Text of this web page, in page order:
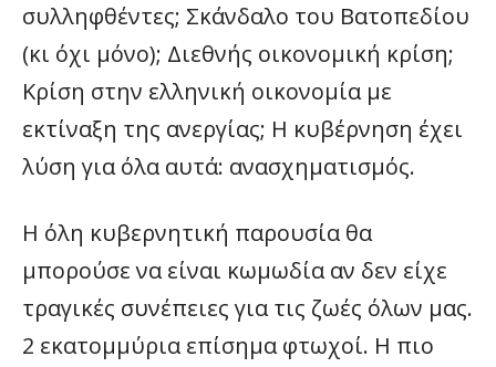
συλληφθέντες; Σκάνδαλο του Βατοπεδίου
(κι όχι μόνο); Διεθνής οικονομική κρίση;
Κρίση στην ελληνική οικονομία με
εκτίναξη της ανεργίας; Η κυβέρνηση έχει
λύση για όλα αυτά: ανασχηματισμός.
Η όλη κυβερνητική παρουσία θα
μπορούσε να είναι κωμωδία αν δεν είχε
τραγικές συνέπειες για τις ζωές όλων μας.
2 εκατομμύρια επίσημα φτωχοί. Η πιο